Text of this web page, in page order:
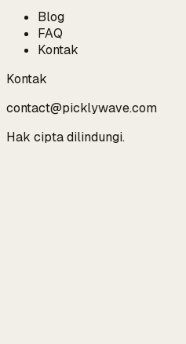
Blog
FAQ
Kontak
Kontak
contact@picklywave.com
Hak cipta dilindungi.